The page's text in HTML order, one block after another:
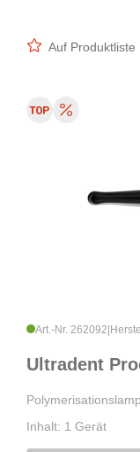
Auf Produktliste
Art.-Nr. 262092
Ultradent
Inhalt: 1 Gerät